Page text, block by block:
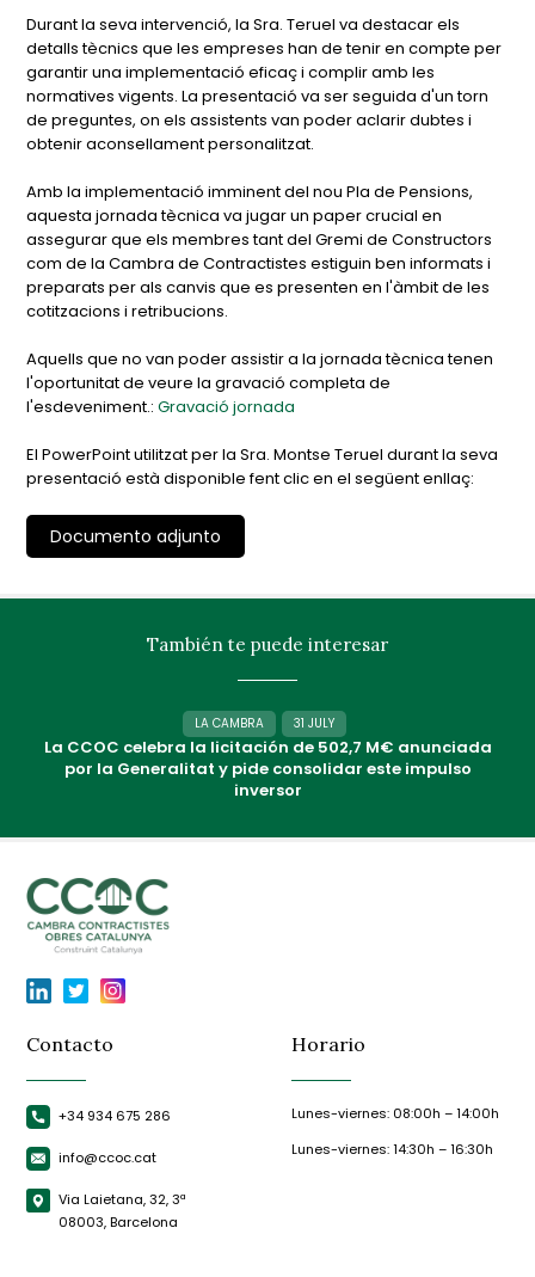
Durant la seva intervenció, la Sra. Teruel va destacar els
detalls tècnics que les empreses han de tenir en compte per
garantir una implementació eficaç i complir amb les
normatives vigents. La presentació va ser seguida d'un torn
de preguntes, on els assistents van poder aclarir dubtes i
obtenir aconsellament personalitzat.
Amb la implementació imminent del nou Pla de Pensions,
aquesta jornada tècnica va jugar un paper crucial en
assegurar que els membres tant del Gremi de Constructors
com de la Cambra de Contractistes estiguin ben informats i
preparats per als canvis que es presenten en l'àmbit de les
cotitzacions i retribucions.
Aquells que no van poder assistir a la jornada tècnica tenen
l'oportunitat de veure la gravació completa de
l'esdeveniment.:Gravació jornada
El PowerPoint utilitzat per la Sra. Montse Teruel durant la seva
presentació està disponible fent clic en el següent enllaç:
Documento adjunto
También te puede interesar
LA CAMBRA 31 JULY
La CCOC celebra la licitación de 502,7 M€ anunciada
por la Generalitat y pide consolidar este impulso
inversor
Contacto
+34 934 675 286
info@ccoc.cat
Via Laietana, 32, 3ª
08003, Barcelona
Horario
Lunes-viernes: 08:00h – 14:00h
Lunes-viernes: 14:30h – 16:30h